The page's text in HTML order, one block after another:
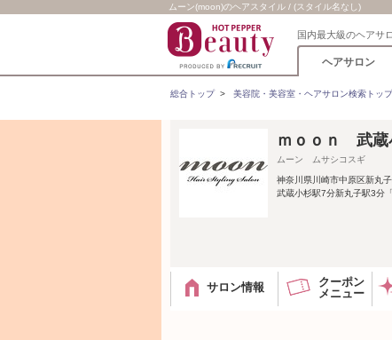
ムーン(moon)のヘアスタイル / (スタイル名なし)
国内最大級のヘアサ
ヘアサロン
総合トップ> 美容院・美容室・ヘアサロン検索トップ
ｍｏｏｎ 武蔵
ムーン ムサシコスギ
神奈川県川崎市中原区新丸
武蔵小杉駅7分新丸子駅3分
サロン情報
クーポン
メニュー